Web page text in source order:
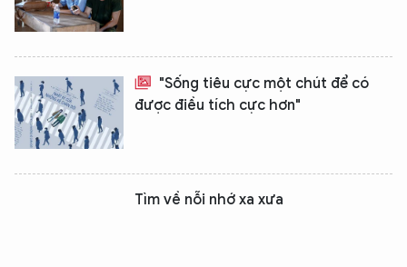
"Sống tiêu cực một chút để có
được điều tích cực hơn"
Tìm về nỗi nhớ xa xưa